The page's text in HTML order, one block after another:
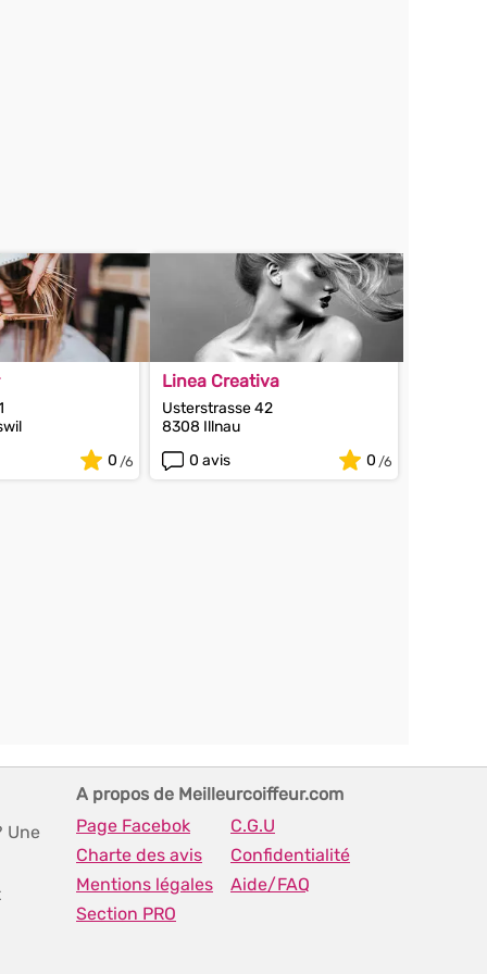
0
Linea Creativa
Usterstrasse 42
8308 Illnau
0 avis
0
Une
A propos de Meilleurcoiffeur.com
Page Facebok
C.G.U
Charte des avis
Confidentialité
Mentions légales
Aide/FAQ
Section PRO